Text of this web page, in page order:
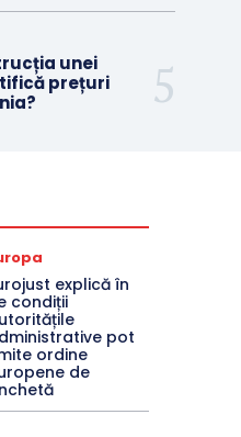
unei
prețuri
explică în
condiții
pot
ordine
de